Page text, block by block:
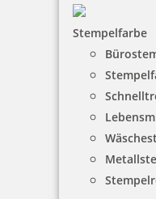
Stempelfarbe